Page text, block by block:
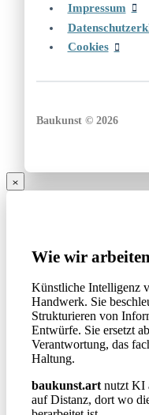
Impressum
Cookies
Baukunst © 2026
Wie wir arbeiten
Künstliche Intelligenz
Handwerk. Sie
Strukturieren von
Entwürfe. Sie ersetzt
Verantwortung, das
Haltung.
baukunst.art nutzt KI
auf Distanz, dort wo